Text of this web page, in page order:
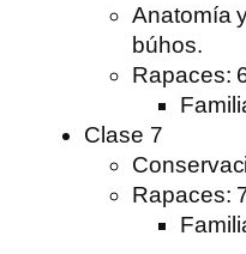
Anatomía
búhos.
Rapaces:
Clase 7
Rapaces: